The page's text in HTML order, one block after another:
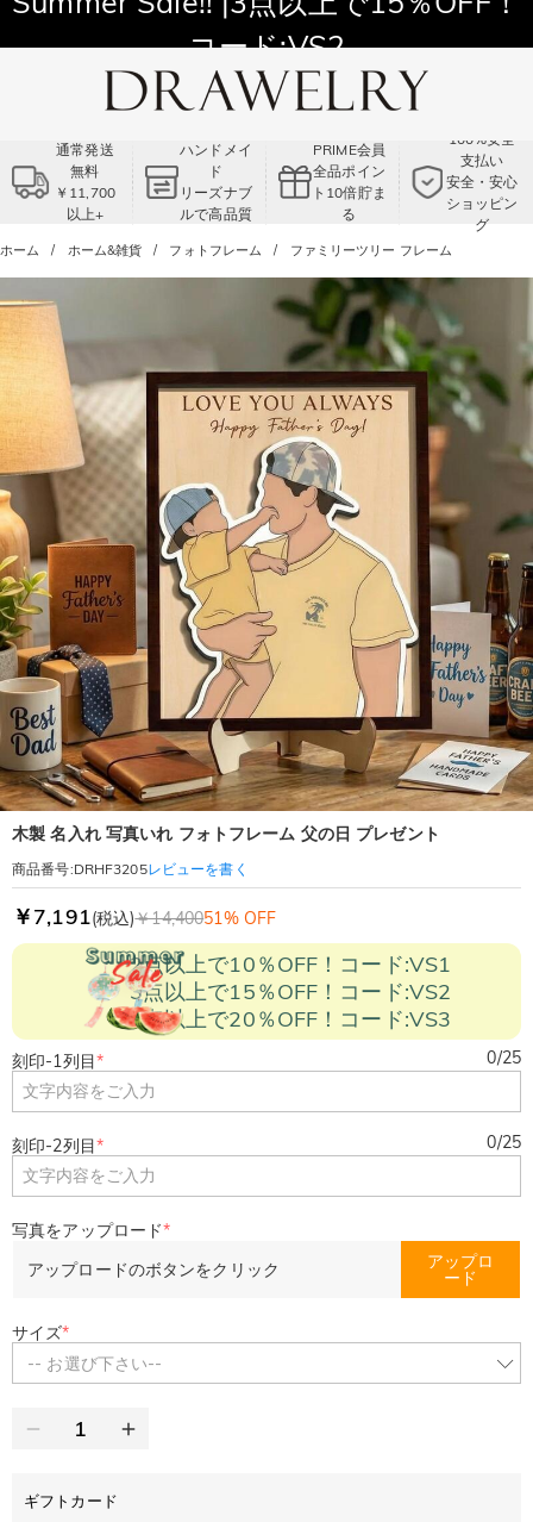
コード:VS2
通常発送
無料
￥11,700
以上+
ハンドメイ
ド
リーズナブ
ルで高品質
PRIME会員
全品ポイン
ト10倍貯ま
る
100%安全
支払い
安全・安心
ショッピン
グ
ホーム ホーム&雑貨 フォトフレーム ファミリーツリー フレーム
木製 名入れ 写真いれ フォトフレーム 父の日 プレゼント
商品番号:DRHF3205レビューを書く
￥7,191(税込)￥14,40051% OFF
2点以上で10％OFF！コード:VS1
3点以上で15％OFF！コード:VS2
5点以上で20％OFF！コード:VS3
刻印-1列目* 0/25
刻印-2列目* 0/25
写真をアップロード*
アップロードのボタンをクリック
アップロ
ード
サイズ*
-- お選び下さい--
ギフトカード